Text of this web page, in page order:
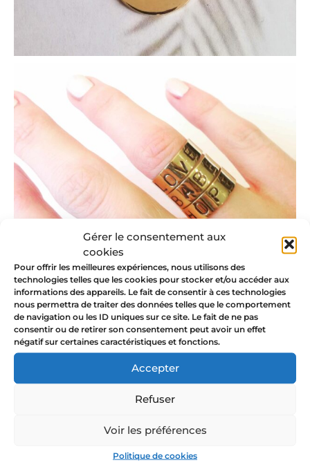
Gérer le consentement aux
cookies
Pour offrir les meilleures expériences, nous utilisons des
technologies telles que les cookies pour stocker et/ou accéder aux
informations des appareils. Le fait de consentir à ces technologies
nous permettra de traiter des données telles que le comportement
de navigation ou les ID uniques sur ce site. Le fait de ne pas
consentir ou de retirer son consentement peut avoir un effet
négatif sur certaines caractéristiques et fonctions.
Accepter
Refuser
Voir les préférences
Politique de cookies